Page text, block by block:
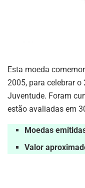
Esta moeda
2005, para celebrar
Juventude. Foram
estão avaliadas em
Moedas
Valor